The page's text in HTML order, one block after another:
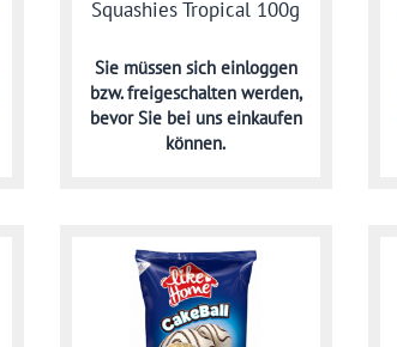
Squashies Tropical 100g
Sie müssen sich einloggen
bzw. freigeschalten werden,
bevor Sie bei uns einkaufen
können.